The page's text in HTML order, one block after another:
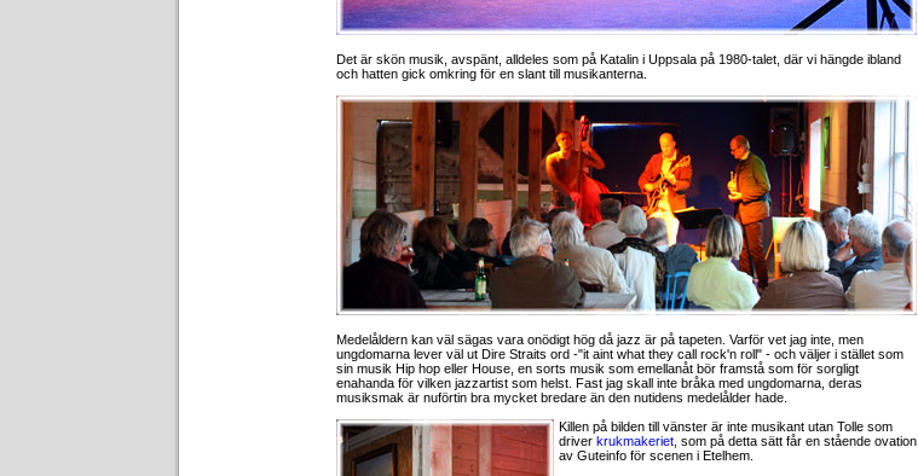
Det är skön musik, avspänt, alldeles som på Katalin i Uppsala på 1980-talet, där vi hängde ibland
och hatten gick omkring för en slant till musikanterna.
Medelåldern kan väl sägas vara onödigt hög då jazz är på tapeten. Varför vet jag inte, men
ungdomarna lever väl ut Dire Straits ord -"it aint what they call rock'n roll" - och väljer i stället som
sin musik Hip hop eller House, en sorts musik som emellanåt bör framstå som för sorgligt
enahanda för vilken jazzartist som helst. Fast jag skall inte bråka med ungdomarna, deras
musiksmak är nuförtin bra mycket bredare än den nutidens medelålder hade.
Killen på bilden till vänster är inte musikant utan Tolle som
driver krukmakeriet , som på detta sätt får en stående ovation
av Guteinfo för scenen i Etelhem.